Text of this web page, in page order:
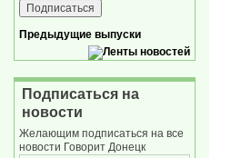
Предыдущие выпуски
Подписаться на
новости
Желающим подписаться на все
новости Говорит Донецк